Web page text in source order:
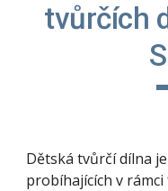
tvůrčích
Dětská tvůrčí dílna
probíhajících v